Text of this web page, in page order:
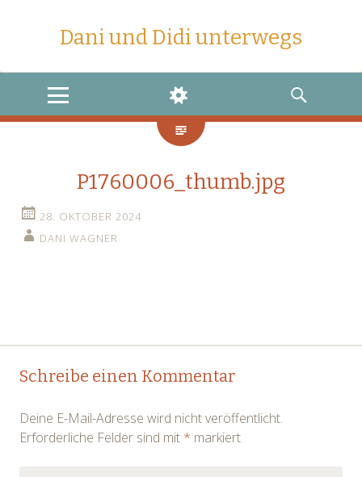
Dani und Didi unterwegs
MENU
WIDGETS
SEARCH
P1760006_thumb.jpg
28. OKTOBER 2024
DANI WAGNER
Post
Schreibe einen Kommentar
Deine E-Mail-Adresse wird nicht veröffentlicht.
Erforderliche Felder sind mit * markiert